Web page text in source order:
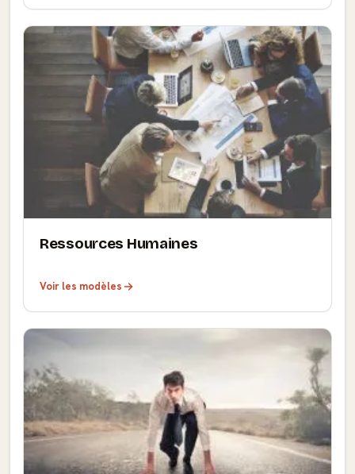
Ressources Humaines
Voir les modèles